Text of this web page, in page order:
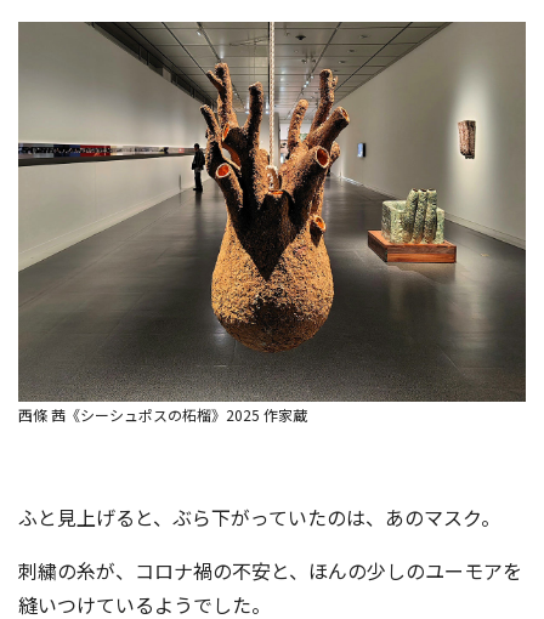
西條 茜《シーシュポスの柘榴》2025 作家蔵
ふと見上げると、ぶら下がっていたのは、あのマスク。
刺繍の糸が、コロナ禍の不安と、ほんの少しのユーモアを
縫いつけているようでした。